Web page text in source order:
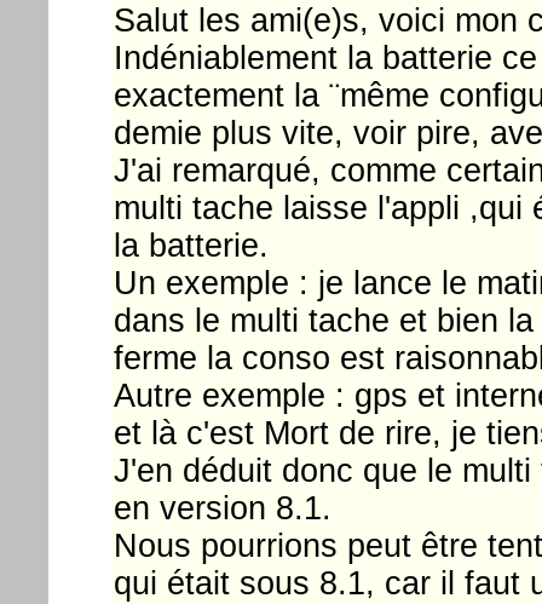
Salut les ami(e)s, voici mon
Indéniablement la batterie
exactement la ¨même
demie plus vite, voir pire,
J'ai remarqué, comme
multi tache laisse l'appli ,qui
la batterie.
Un exemple : je lance le
dans le multi tache et bien
ferme la conso est
Autre exemple : gps et
et là c'est Mort de rire, je
J'en déduit donc que le
en version 8.1.
Nous pourrions peut être
qui était sous 8.1, car il faut